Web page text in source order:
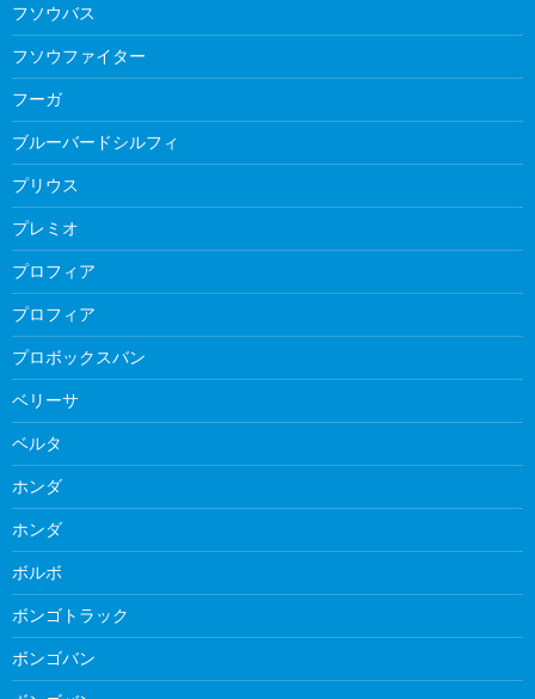
フソウバス
フソウファイター
フーガ
ブルーバードシルフィ
プリウス
プレミオ
プロフィア
プロフィア
プロボックスバン
ベリーサ
ベルタ
ホンダ
ホンダ
ボルボ
ボンゴトラック
ボンゴバン